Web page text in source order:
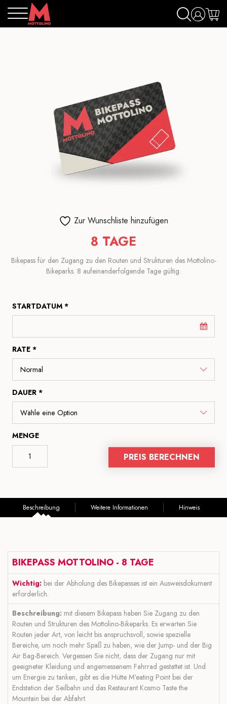
Zur Wunschliste hinzufügen
8 TAGE
Bikepass für den Zugang zu den Routen und Strukturen des Mottolino-
Bikeparks. 8 aufeinanderfolgende Tage gültig.
STARTDATUM *
RATE *
DAUER *
MENGE
PREIS BERECHNEN
Beschreibung Weitere Informationen Hinweis
BIKEPASS MOTTOLINO - 8 TAGE
Wichtig: bei der Abholung des Bikepasses ist ein Ausweisdokument
erforderlich.
Beschreibung: mit diesem Bikepass haben Sie Zugang zu den
Routen und Strukturen des Mottolino-Bikeparks. Es erwarten Sie
Routen jeder Art, von leicht bis anspruchsvoll, sowie spezielle
Bereiche, um noch mehr Spaß zu haben, wie der Jump- und der Big
Air Bag-Bereich. Vergessen Sie nicht, dass der Zugang nur mit
geeigneter Kleidung und angemessenem Fahrrad gestattet ist. Und
um Energie zu tanken, gibt es die Hütte M'eating Point bei der
Endstation der Seilbahn und das Restaurant Kosmo Taste the
Mountain bei der Abfahrt.